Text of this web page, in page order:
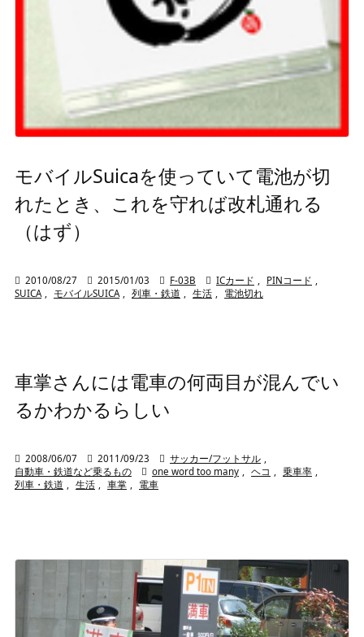
モバイルSuicaを使っていて電池が切
れたとき、これを守れば改札通れる
（はず）
 2010/08/27  2015/01/03  F-03B  ICカード PINコード
SUICA
モバイルSUICA 列車・鉄道 生活 電池切れ
車掌さんには電車の何両目が混んでい
るかわかるらしい
 2008/06/07  2011/09/23  サッカー/フットサル
自動車・鉄道など乗るもの
 one word too many ヘコ 乗車率
列車・鉄道
生活 車掌 電車